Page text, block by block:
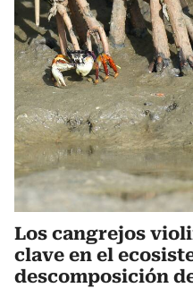
Los cangrejos
clave en el
descomposición